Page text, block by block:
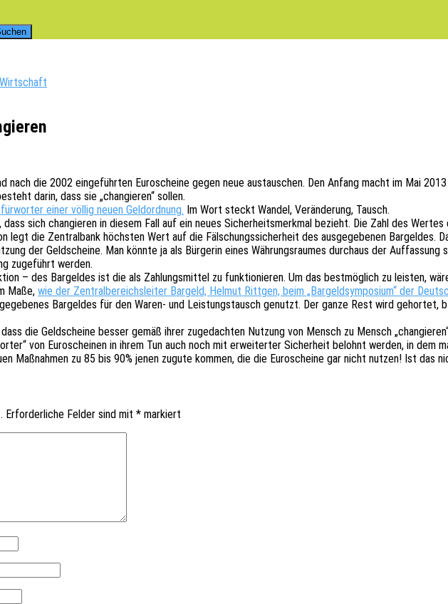
Wirtschaft
nach die 2002 einge­führ­ten Euro­schei­ne gegen neue austau­schen. Den Anfang macht im Mai
darin, dass sie „chan­gie­ren“ sollen.
einer völlig neuen Geld­ord­nung. Im Wort steckt Wandel, Verän­de­rung, Tausch.
sich chan­gie­ren in diesem Fall auf ein neues Sicher­heits­merk­mal bezieht. Die Zahl des
legt die Zentral­bank höchs­ten Wert auf die Fälschungs­si­cher­heit des ausge­ge­be­nen Bargel­des.
der Geld­schei­ne. Man könnte ja als Bürge­rin eines Währungs­rau­mes durch­aus der
zuge­führt werden.
– des Bargel­des ist die als Zahlungs­mit­tel zu funk­tio­nie­ren. Um das best­mög­lich zu leis­ten,
Maße, wie der Zentral­be­reichs­lei­ter Bargeld, Helmut Ritt­gen, beim „Bargeld­sym­po­si­um“ der
Bargel­des für den Waren- und Leis­tungs­tausch genutzt. Der ganze Rest wird gehor­tet,
die Geld­schei­ne besser gemäß ihrer zuge­dach­ten Nutzung von Mensch zu Mensch
von Euro­schei­nen in ihrem Tun auch noch mit erwei­ter­ter Sicher­heit belohnt werden, in dem
Maßnah­men zu 85 bis 90% jenen zugute kommen, die die Euro­schei­ne gar nicht nutzen! Ist das
Erforderliche Felder sind mit * markiert